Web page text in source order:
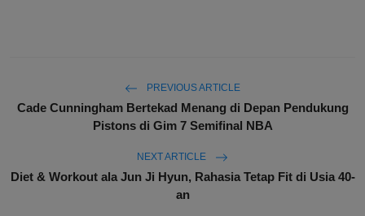
PREVIOUS ARTICLE
Cade Cunningham Bertekad Menang di Depan Pendukung
Pistons di Gim 7 Semifinal NBA
NEXT ARTICLE
Diet & Workout ala Jun Ji Hyun, Rahasia Tetap Fit di Usia 40-
an